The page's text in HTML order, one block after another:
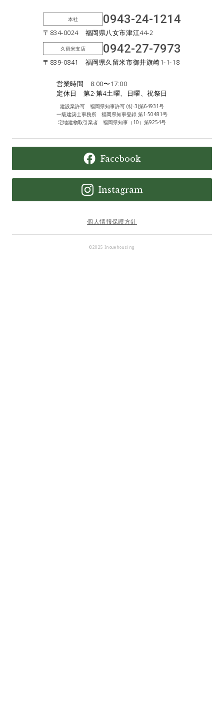
本社 0943-24-1214
〒834-0024 福岡県八女市津江44-2
久留米支店 0942-27-7973
〒839-0841 福岡県久留米市御井旗崎1-1-18
営業時間 8:00〜17:00
定休日 第2·第4土曜、日曜、祝祭日
建設業許可 福岡県知事許可 (特-3)第64931号
一級建築士事務所 福岡県知事登録 第1-50481号
宅地建物取引業者 福岡県知事（10）第9254号
Facebook
Instagram
個人情報保護方針
©︎2025 Inouehousing